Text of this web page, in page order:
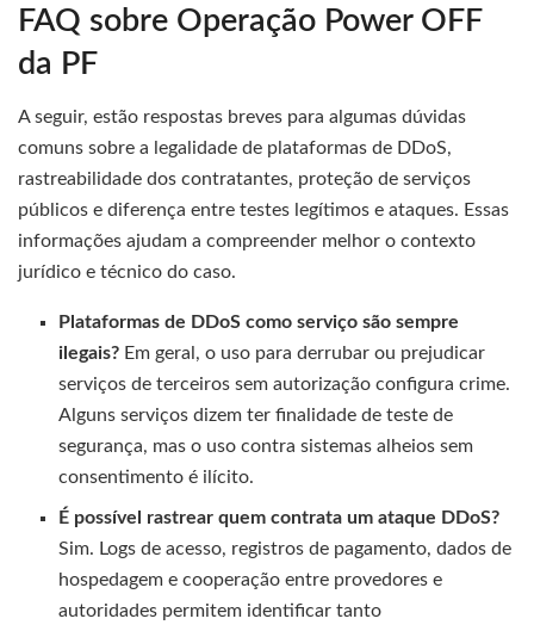
FAQ sobre Operação Power OFF
da PF
A seguir, estão respostas breves para algumas dúvidas
comuns sobre a legalidade de plataformas de DDoS,
rastreabilidade dos contratantes, proteção de serviços
públicos e diferença entre testes legítimos e ataques. Essas
informações ajudam a compreender melhor o contexto
jurídico e técnico do caso.
Plataformas de DDoS como serviço são sempre
ilegais? Em geral, o uso para derrubar ou prejudicar
serviços de terceiros sem autorização configura crime.
Alguns serviços dizem ter finalidade de teste de
segurança, mas o uso contra sistemas alheios sem
consentimento é ilícito.
É possível rastrear quem contrata um ataque DDoS?
Sim. Logs de acesso, registros de pagamento, dados de
hospedagem e cooperação entre provedores e
autoridades permitem identificar tanto